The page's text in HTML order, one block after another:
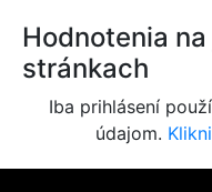
Hodnotenia
stránkach
Iba prihlásení
údajom.